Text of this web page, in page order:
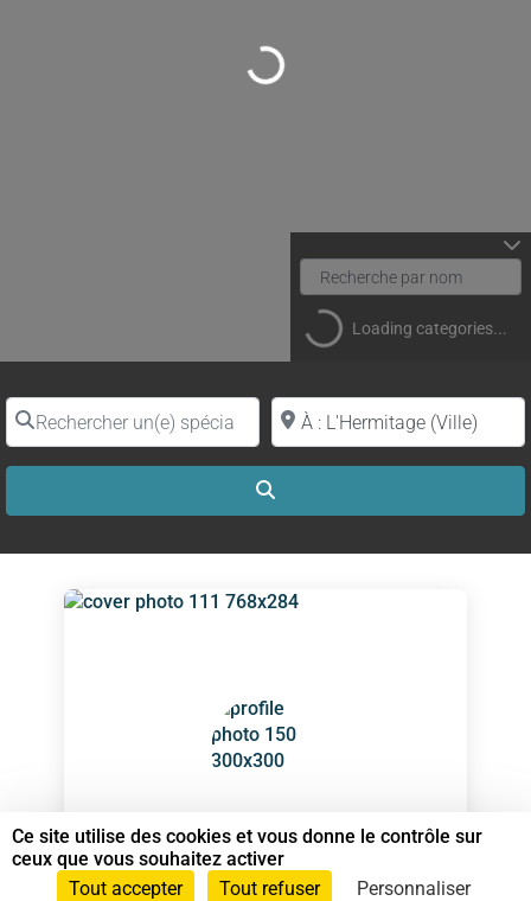
Loading...
Loading categories...
Rechercher un(e) spécialiste par nomProche de (ville ou région)
LE BIGOT Frédéric
Spécialiste en Shiatsu RNCP
Ce site utilise des cookies et vous donne le contrôle sur
ceux que vous souhaitez activer
Tout accepter
Tout refuser
Personnaliser